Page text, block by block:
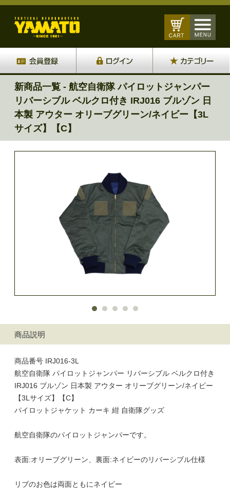
新商品一覧 - 航空自衛隊 パイロットジャンパー
リバーシブル ベルクロ付き IRJ016 ブルゾン 日
本製 アウター オリーブグリーン/ネイビー【3L
サイズ】【C】
商品説明
商品番号 IRJ016-3L
航空自衛隊 パイロットジャンパー リバーシブル ベルクロ付き
IRJ016 ブルゾン 日本製 アウター オリーブグリーン/ネイビー
【3Lサイズ】【C】
パイロットジャケット カーキ 紺 自衛隊グッズ
航空自衛隊のパイロットジャンパーです。
表面:オリーブグリーン、裏面:ネイビーのリバーシブル仕様
リブのお色は両面ともにネイビー